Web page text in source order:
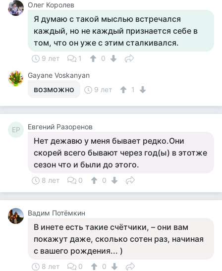
Олег Королев
Я думаю с такой мыслью встречался
каждый, но не каждый признается себе в
том, что он уже с этим сталкивался.
9 лет 1
0
Gayane Voskanyan
возможно 9 лет 1
ЕР Евгений Разоренов
Нет дежавю у меня бывает редко.Они
скорей всего бывают через год(ы) в этотже
сезон что и были до этого.
8 лет 0 0
Вадим Потёмкин
В инете есть такие счётчики, – они вам
покажут даже, сколько сотен раз, начиная
с вашего рождения... )
8 лет 0 0